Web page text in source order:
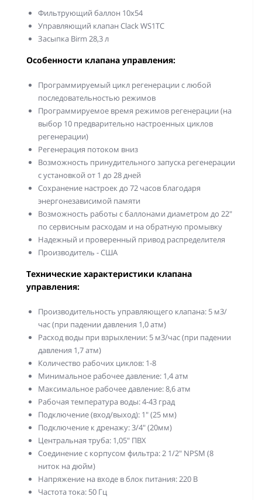
Фильтрующий баллон 10х54
Управляющий клапан Clack WS1ТС
Засыпка Birm 28,3 л
Особенности клапана управления:
Программируемый цикл регенерации с любой
последовательностью режимов
Программируемое время режимов регенерации (на
выбор 10 предварительно настроенных циклов
регенерации)
Регенерация потоком вниз
Возможность принудительного запуска регенерации
с установкой от 1 до 28 дней
Сохранение настроек до 72 часов благодаря
энергонезависимой памяти
Возможность работы с баллонами диаметром до 22"
по сервисным расходам и на обратную промывку
Надежный и проверенный привод распределителя
Производитель - США
Технические характеристики клапана
управления:
Производительность управляющего клапана: 5 м3/
час (при падении давления 1,0 атм)
Расход воды при взрыхлении: 5 м3/час (при падении
давления 1,7 атм)
Количество рабочих циклов: 1-8
Минимальное рабочее давление: 1,4 атм
Максимальное рабочее давление: 8,6 атм
Рабочая температура воды: 4-43 град
Подключение (вход/выход): 1" (25 мм)
Подключение к дренажу: 3/4" (20мм)
Центральная труба: 1,05" ПВХ
Соединение с корпусом фильтра: 2 1/2" NPSM (8
ниток на дюйм)
Напряжение на входе в блок питания: 220 В
Частота тока: 50 Гц